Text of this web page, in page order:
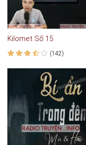
Kilomet Số 15
(142)